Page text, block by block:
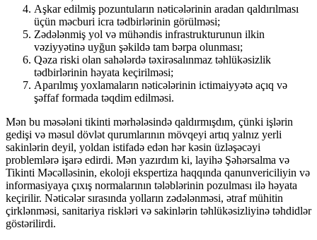
Aşkar edilmiş pozuntuların nəticələrinin aradan qaldırılması
üçün məcburi icra tədbirlərinin görülməsi;
Zədələnmiş yol və mühəndis infrastrukturunun ilkin
vəziyyətinə uyğun şəkildə tam bərpa olunması;
Qəza riski olan sahələrdə təxirəsalınmaz təhlükəsizlik
tədbirlərinin həyata keçirilməsi;
Aparılmış yoxlamaların nəticələrinin ictimaiyyətə açıq və
şəffaf formada təqdim edilməsi.
Mən bu məsələni tikinti mərhələsində qaldırmışdım, çünki işlərin
gedişi və məsul dövlət qurumlarının mövqeyi artıq yalnız yerli
sakinlərin deyil, yoldan istifadə edən hər kəsin üzləşəcəyi
problemlərə işarə edirdi. Mən yazırdım ki, layihə Şəhərsalma və
Tikinti Məcəlləsinin, ekoloji ekspertiza haqqında qanunvericiliyin və
informasiyaya çıxış normalarının tələblərinin pozulması ilə həyata
keçirilir. Nəticələr sırasında yolların zədələnməsi, ətraf mühitin
çirklənməsi, sanitariya riskləri və sakinlərin təhlükəsizliyinə təhdidlər
göstərilirdi.